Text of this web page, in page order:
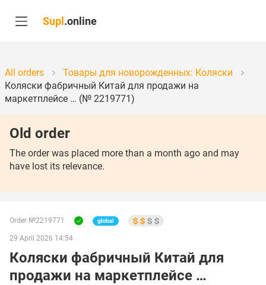
Supl .online
All orders
Товары для новорожденных: Коляски
Коляски фабричный Китай для продажи на
маркетплейсе … (№ 2219771)
Old order
The order was placed more than a month ago and may
have lost its relevance.
Order №2219771
29 April 2026 14:54
Коляски фабричный Китай для
продажи на маркетплейсе …